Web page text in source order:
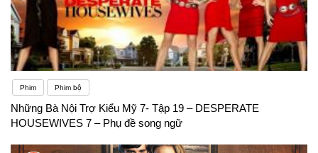
Phim Phim bộ
Những Bà Nội Trợ Kiểu Mỹ 7- Tập 19 – DESPERATE
HOUSEWIVES 7 – Phụ đề song ngữ